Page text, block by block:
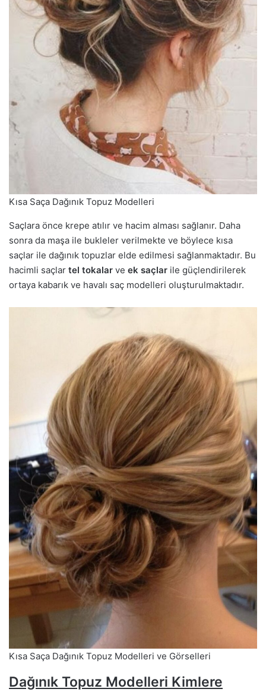
Kısa Saça Dağınık Topuz Modelleri
Saçlara önce krepe atılır ve hacim alması sağlanır. Daha
sonra da maşa ile bukleler verilmekte ve böylece kısa
saçlar ile dağınık topuzlar elde edilmesi sağlanmaktadır. Bu
hacimli saçlar tel tokalar ve ek saçlar ile güçlendirilerek
ortaya kabarık ve havalı saç modelleri oluşturulmaktadır.
Kısa Saça Dağınık Topuz Modelleri ve Görselleri
Dağınık Topuz Modelleri Kimlere